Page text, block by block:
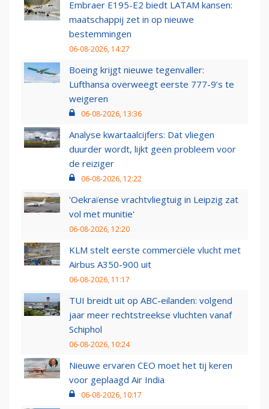
Embraer E195-E2 biedt LATAM kansen:
maatschappij zet in op nieuwe
bestemmingen
06-08-2026, 14:27
Boeing krijgt nieuwe tegenvaller:
Lufthansa overweegt eerste 777-9’s te
weigeren
06-08-2026, 13:36
Analyse kwartaalcijfers: Dat vliegen
duurder wordt, lijkt geen probleem voor
de reiziger
06-08-2026, 12:22
'Oekraïense vrachtvliegtuig in Leipzig zat
vol met munitie'
06-08-2026, 12:20
KLM stelt eerste commerciële vlucht met
Airbus A350-900 uit
06-08-2026, 11:17
TUI breidt uit op ABC-eilanden: volgend
jaar meer rechtstreekse vluchten vanaf
Schiphol
06-08-2026, 10:24
Nieuwe ervaren CEO moet het tij keren
voor geplaagd Air India
06-08-2026, 10:17